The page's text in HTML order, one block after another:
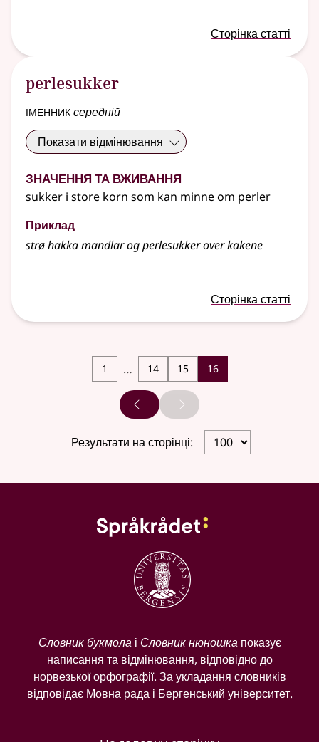
Сторінка статті
perlesukker
іменниксередній
Показати відмінювання
Значення та вживання
sukker i store korn som kan minne om perler
Приклад
strø hakka mandlar og perlesukker over kakene
Сторінка статті
1 … 14 15 16
Попередня сторінка
Наступна сторінка
Результати на сторінці:
Словник букмолаі Словник нюношкапоказує
написання та відмінювання, відповідно до
норвезької орфографії. За укладання словників
відповідає Мовна рада і Бергенський університет.